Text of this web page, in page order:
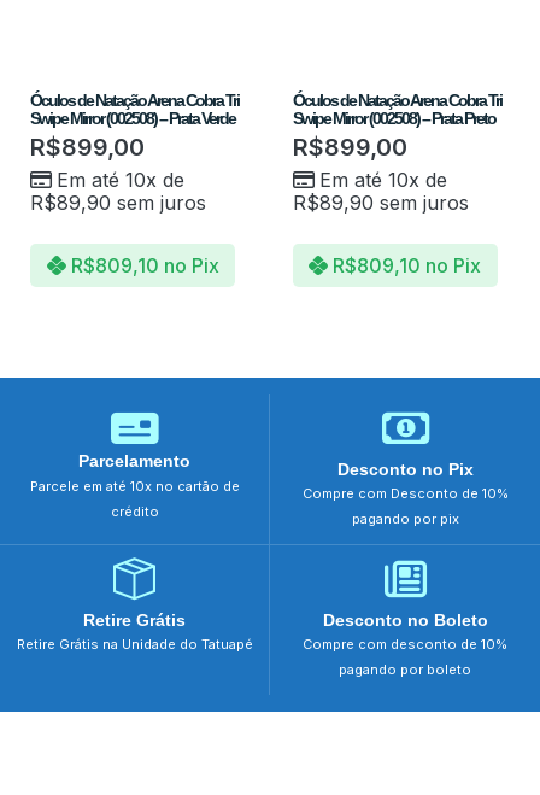
Óculos de Natação Arena Cobra Tri
Swipe Mirror (002508) – Prata Verde
R$899,00
Em até 10x de
R$89,90 sem juros
R$809,10 no Pix
Óculos de Natação Arena Cobra Tri
Swipe Mirror (002508) – Prata Preto
R$899,00
Em até 10x de
R$89,90 sem juros
R$809,10 no Pix
Parcelamento
Parcele em até 10x no cartão de
crédito
Desconto no Pix
Compre com Desconto de 10%
pagando por pix
Retire Grátis
Retire Grátis na Unidade do Tatuapé
Desconto no Boleto
Compre com desconto de 10%
pagando por boleto